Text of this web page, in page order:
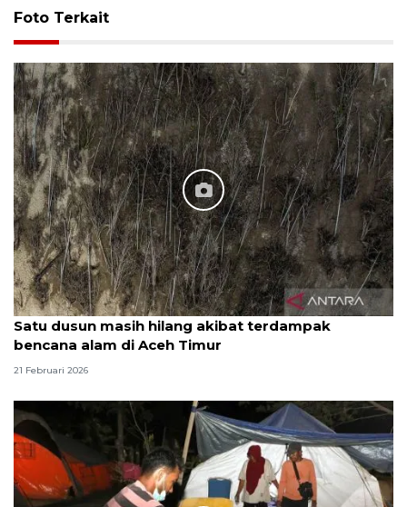
Foto Terkait
Satu dusun masih hilang akibat terdampak
bencana alam di Aceh Timur
21 Februari 2026